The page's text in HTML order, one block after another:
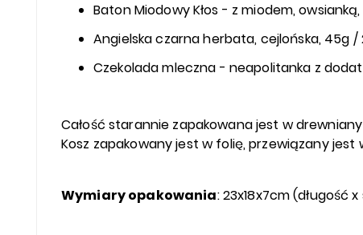
Baton Miodowy Kłos - z miodem,
Angielska czarna herbata, cejlońska, 45g /
Czekolada mleczna - neapolitanka z
Całość starannie zapakowana jest w
Kosz zapakowany jest w folię, przewiązany
Wymiary opakowania: 23x18x7cm (długość